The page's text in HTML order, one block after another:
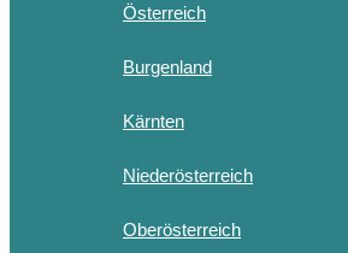
Österreich
Burgenland
Kärnten
Niederösterreich
Oberösterreich